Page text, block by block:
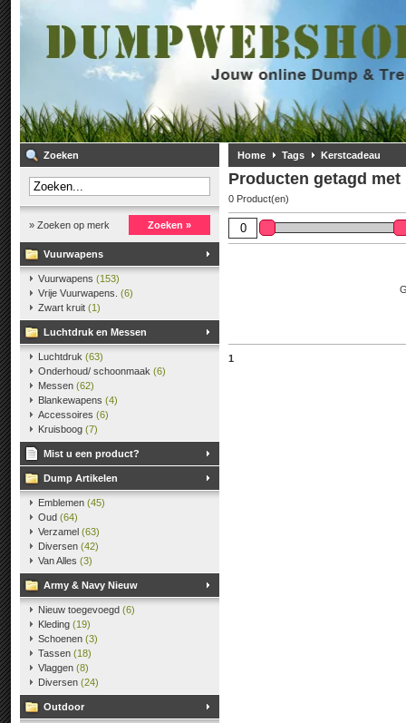
Zoeken
» Zoeken op merk Zoeken »
Vuurwapens
Vuurwapens (153)
Vrije Vuurwapens. (6)
Zwart kruit (1)
Luchtdruk en Messen
Luchtdruk (63)
Onderhoud/ schoonmaak (6)
Messen (62)
Blankewapens (4)
Accessoires (6)
Kruisboog (7)
Mist u een product?
Dump Artikelen
Emblemen (45)
Oud (64)
Verzamel (63)
Diversen (42)
Van Alles (3)
Army & Navy Nieuw
Nieuw toegevoegd (6)
Kleding (19)
Schoenen (3)
Tassen (18)
Vlaggen (8)
Diversen (24)
Outdoor
Home Tags Kerstcadeau
Producten getagd met
0 Product(en)
1